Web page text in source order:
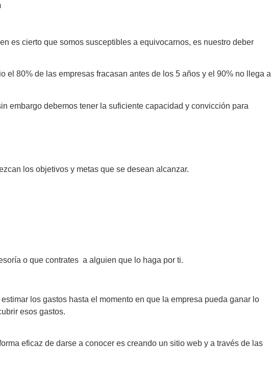
es cierto que somos susceptibles a equivocarnos, es nuestro deber
80% de las empresas fracasan antes de los 5 años y el 90% no llega a
embargo debemos tener la suficiente capacidad y convicción para
los objetivos y metas que se desean alcanzar.
o que contrates a alguien que lo haga por ti.
los gastos hasta el momento en que la empresa pueda ganar lo
esos gastos.
eficaz de darse a conocer es creando un sitio web y a través de las